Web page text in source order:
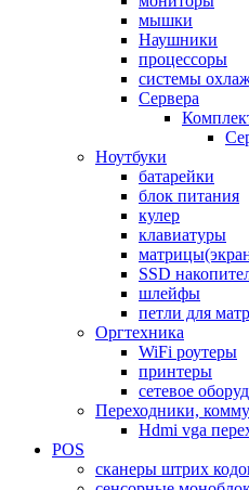
мышки
Наушники
процессоры
системы
Сервера
Ноутбуки
батарейки
блок питания
кулер
клавиатуры
SSD
шлейфы
петли для
Оргтехника
WiFi роутеры
принтеры
сетевое
Переходники,
Hdmi vga
POS
сканеры штрих